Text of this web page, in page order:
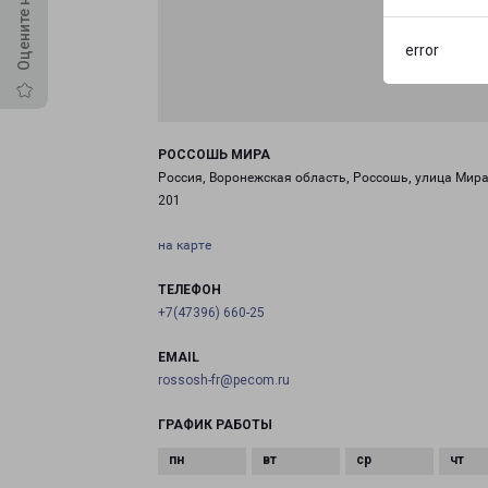
error
РОССОШЬ МИРА
Россия, Воронежская область, Россошь, улица
201
на карте
ТЕЛЕФОН
+7(47396) 660-25
EMAIL
rossosh-fr@pecom.ru
ГРАФИК РАБОТЫ